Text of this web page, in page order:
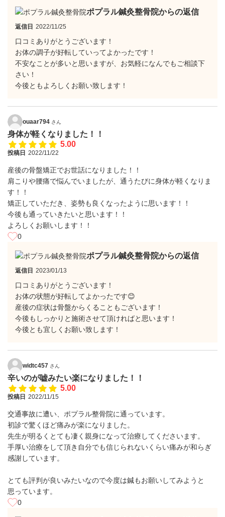
ポプラル鍼灸整骨院からの返信
返信日 2022/11/25
口コミありがとうございます！
お体の調子が好転していってよかったです！
不安なことが多いと思いますが、お気軽になんでもご相談下
さい！
今後ともよろしくお願い致します！
ouaar794 さん
身体が軽くなりました！！
5.00
投稿日 2022/11/22
産後の骨盤矯正でお世話になりました！！
肩こりや腰痛で悩んでいましたが、通うたびに身体が軽くなりま
す！！
矯正していただき、姿勢も良くなったように思います！！
今後も通っていきたいと思います！！
よろしくお願いします！！
0
ポプラル鍼灸整骨院からの返信
返信日 2023/01/13
口コミありがとうございます！
お体の状態が好転してよかったです😊
産後の症状は骨盤からくることもございます！
今後もしっかりと施術させて頂ければと思います！
今後とも宜しくお願い致します！
widtc457 さん
辛いのが嘘みたい楽になりました！！
5.00
投稿日 2022/11/15
交通事故に遭い、ポプラル整骨院に通っています。
初診で驚くほど痛みが楽になりました。
先生が明るくとても凄く親身になって治療してくださいます。
手厚い治療をして頂き自分でも信じられないくらい痛みが和らぎ
感謝しています。
とても評判が良いみたいなので今度は鍼もお願いしてみようと
思っています。
0